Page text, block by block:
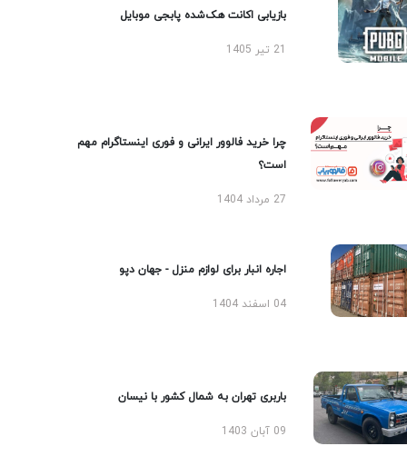
بازیابی اکانت هک‌شده پابجی موبایل
چرا خرید فالوور ایرانی و فوری اینستاگرام مهم
است؟
27 مرداد 1404
اجاره انبار برای لوازم منزل - جهان دپو
04 اسفند 1404
باربری تهران به شمال کشور با نیسان
09 آبان 1403